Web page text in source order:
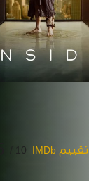
تقييم IMDb 10 /